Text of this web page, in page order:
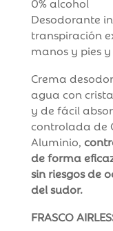
​​Desodorante
transpiración
manos y pies
​​Crema
agua con
y de fácil
controlada de
Aluminio,
de forma
sin riesgos de
del sudor.
FRASCO